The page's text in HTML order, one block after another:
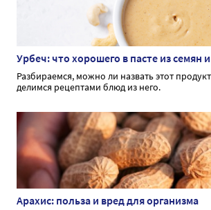
Урбеч: что хорошего в пасте из семян
Разбираемся, можно ли назвать этот
делимся рецептами блюд из него.
Арахис: польза и вред для организма